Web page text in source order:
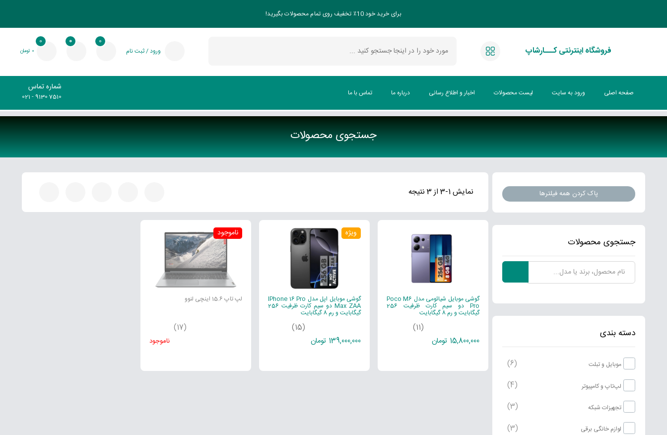
برای خرید خود 10٪ تخفیف روی تمام محصولات بگیرید!
فروشگاه اینترنتی کـــارشاپ ورود / ثبت نام
0
0
0
0 تومان
صفحه اصلی ورود به سایت لیست محصولات اخبار و اطلاع رسانی درباره ما تماس با ما شماره تماس
021 - 9130 7510
جستجوی محصولات
پاک کردن همه فیلترها
جستجوی محصولات
دسته بندی
موبایل و تبلت (6)
لپ‌تاپ و کامپیوتر (4)
تجهیزات شبکه (3)
لوازم خانگی برقی (3)
نمایش 1-3 از 3 نتیجه
گوشی موبایل شیائومی مدل Poco M6
Pro دو سیم کارت ظرفیت 256
گیگابایت و رم 8 گیگابایت
(11)
15,800,000 تومان
ویژه
گوشی موبایل اپل مدل IPhone 16 Pro
Max ZAA دو سیم کارت ظرفیت 256
گیگابایت و رم 8 گیگابایت
(15)
139,000,000 تومان
ناموجود
لپ تاپ 15.6 اینچی لنوو
(17)
ناموجود